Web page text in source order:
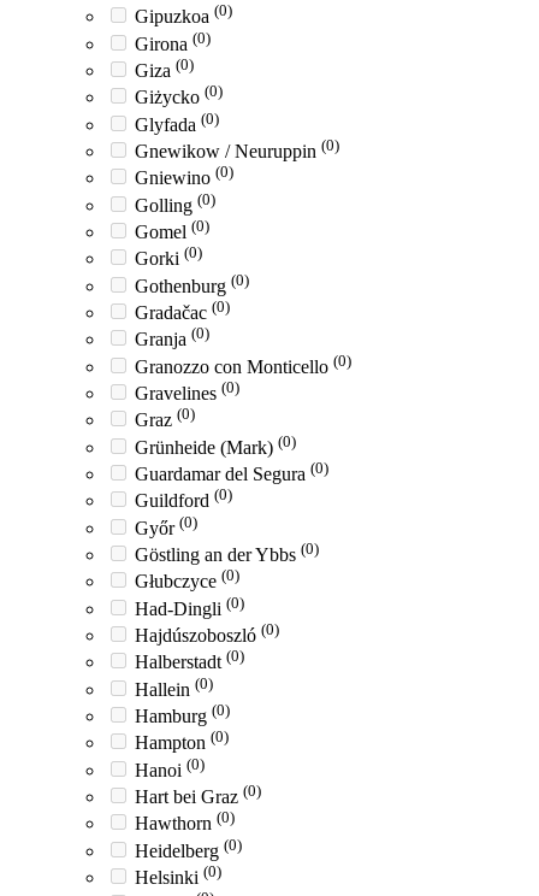
Gipuzkoa (0)
Girona (0)
Giza (0)
Giżycko (0)
Glyfada (0)
Gnewikow / Neuruppin (0)
Gniewino (0)
Golling (0)
Gomel (0)
Gorki (0)
Gothenburg (0)
Gradačac (0)
Granja (0)
Granozzo con Monticello (0)
Gravelines (0)
Graz (0)
Grünheide (Mark) (0)
Guardamar del Segura (0)
Guildford (0)
Győr (0)
Göstling an der Ybbs (0)
Głubczyce (0)
Had-Dingli (0)
Hajdúszoboszló (0)
Halberstadt (0)
Hallein (0)
Hamburg (0)
Hampton (0)
Hanoi (0)
Hart bei Graz (0)
Hawthorn (0)
Heidelberg (0)
Helsinki (0)